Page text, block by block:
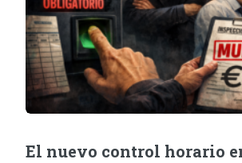
El nuevo control horario